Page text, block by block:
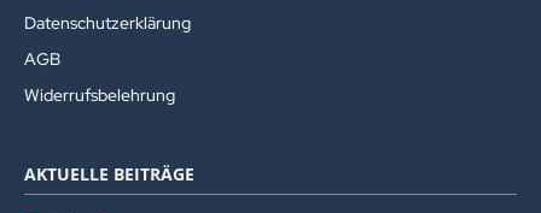
Datenschutzerklärung
AGB
Widerrufsbelehrung
AKTUELLE BEITRÄGE